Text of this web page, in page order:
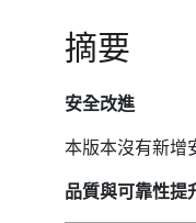
摘要
安全改進
本版本沒有新增
品質與可靠性提